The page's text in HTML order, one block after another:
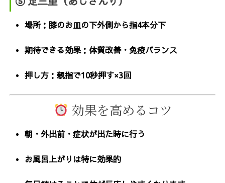
場所：膝のお皿の下外側から指4本分下
期待できる効果：体質改善・免疫バランス
押し方：親指で10秒押す×3回
効果を高めるコツ
朝・外出前・症状が出た時に行う
お風呂上がりは特に効果的